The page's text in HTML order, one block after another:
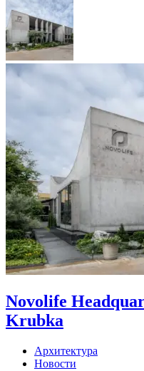
Novolife
Krubka
Архитектура
Новости